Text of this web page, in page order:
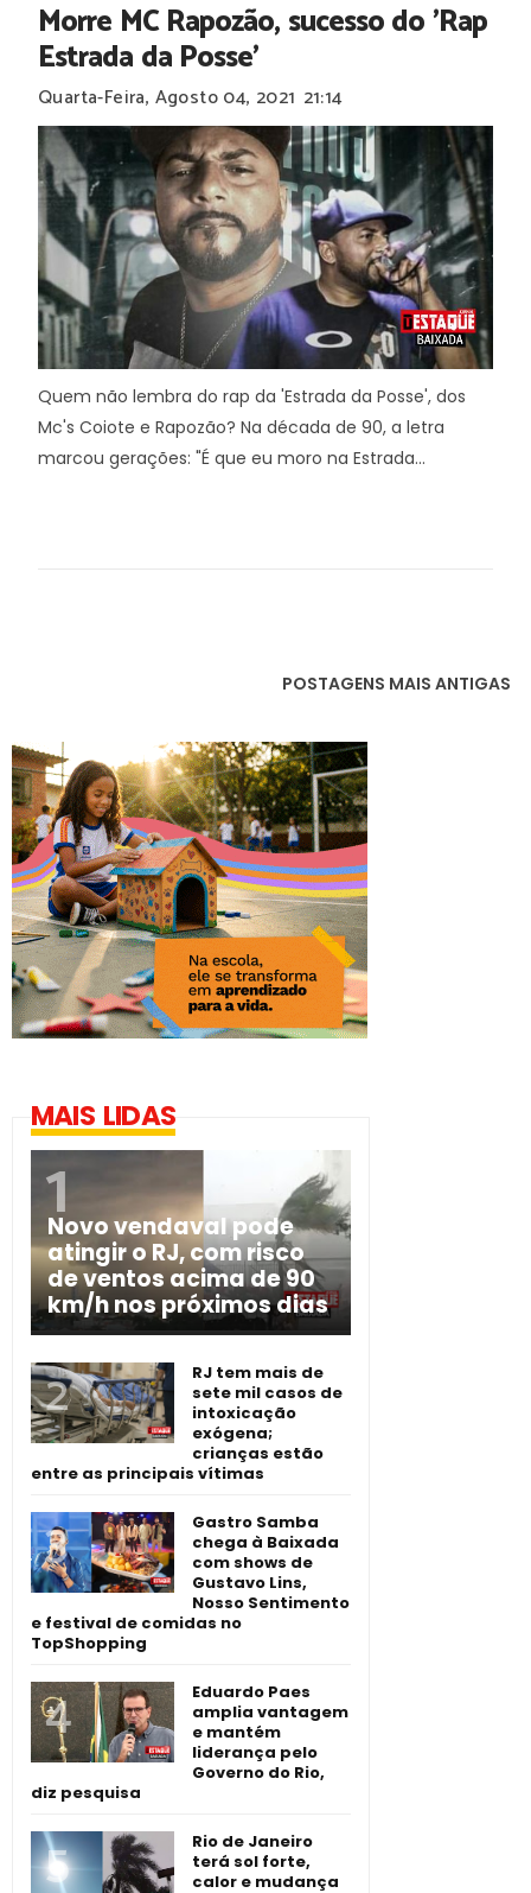
Morre MC Rapozão, sucesso do 'Rap
Estrada da Posse'
Quarta-Feira, Agosto 04, 2021 21:14
Quem não lembra do rap da 'Estrada da Posse', dos
Mc's Coiote e Rapozão? Na década de 90, a letra
marcou gerações: "É que eu moro na Estrada...
POSTAGENS MAIS ANTIGAS
MAIS LIDAS
Novo vendaval pode
atingir o RJ, com risco
de ventos acima de 90
km/h nos próximos dias
RJ tem mais de
sete mil casos de
intoxicação
exógena;
crianças estão
entre as principais vítimas
Gastro Samba
chega à Baixada
com shows de
Gustavo Lins,
Nosso Sentimento
e festival de comidas no
TopShopping
Eduardo Paes
amplia vantagem
e mantém
liderança pelo
Governo do Rio,
diz pesquisa
Rio de Janeiro
terá sol forte,
calor e mudança